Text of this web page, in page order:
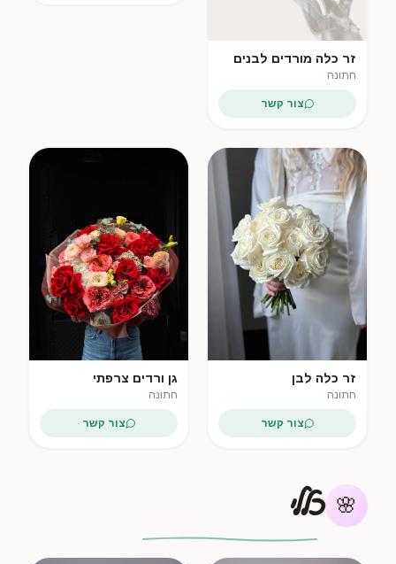
זר כלה מורדים לבנים
חתונה
צור קשר
זר כלה לבן
חתונה
צור קשר
גן ורדים צרפתי
חתונה
צור קשר
🌸 כללי